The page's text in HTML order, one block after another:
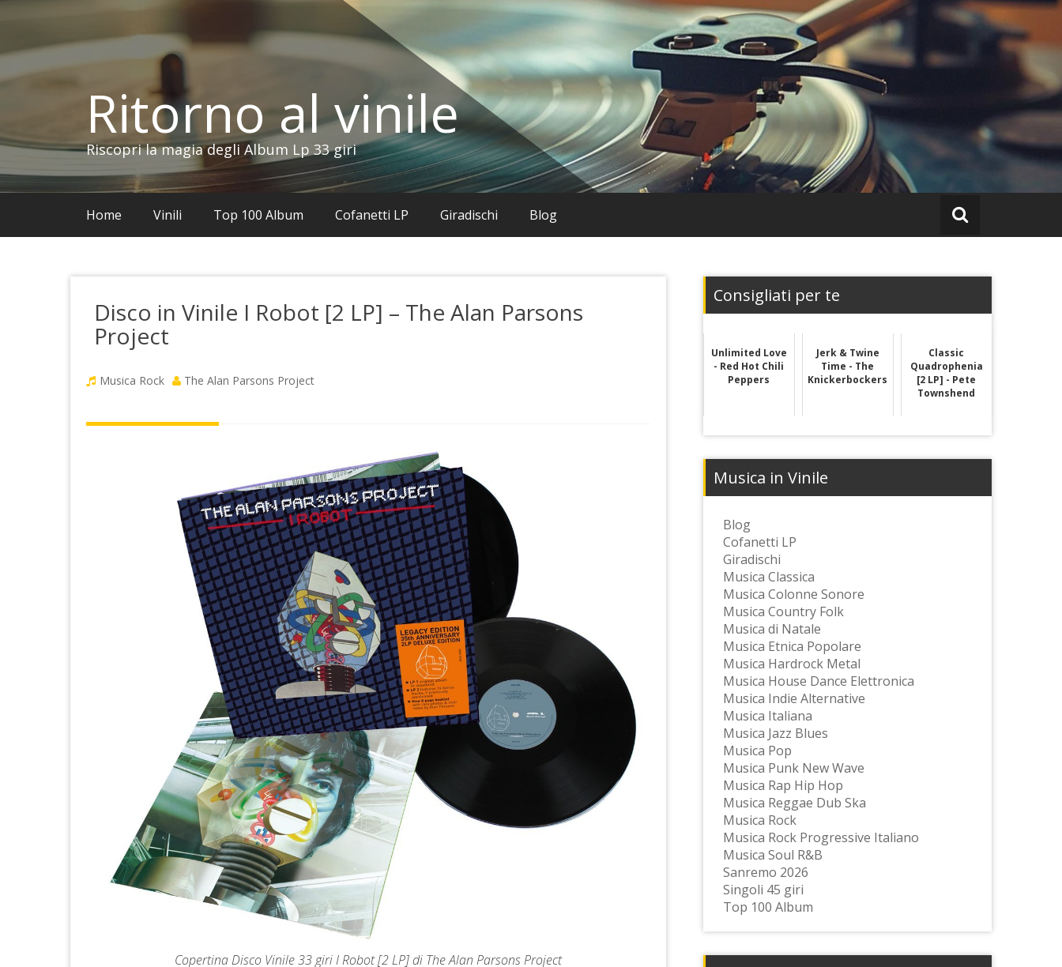
contenuto
Ritorno al vinile
Riscopri la magia degli Album Lp 33 giri
Home Vinili Top 100 Album Cofanetti LP Giradischi Blog
Disco in Vinile I Robot [2 LP] – The Alan Parsons
Project
Musica Rock The Alan Parsons Project
Copertina Disco Vinile 33 giri I Robot [2 LP] di The Alan Parsons Project
Consigliati per te
Unlimited Love
- Red Hot Chili
Peppers
Jerk & Twine
Time - The
Knickerbockers
Classic
Quadrophenia
[2 LP] - Pete
Townshend
Musica in Vinile
Blog
Cofanetti LP
Giradischi
Musica Classica
Musica Colonne Sonore
Musica Country Folk
Musica di Natale
Musica Etnica Popolare
Musica Hardrock Metal
Musica House Dance Elettronica
Musica Indie Alternative
Musica Italiana
Musica Jazz Blues
Musica Pop
Musica Punk New Wave
Musica Rap Hip Hop
Musica Reggae Dub Ska
Musica Rock
Musica Rock Progressive Italiano
Musica Soul R&B
Sanremo 2026
Singoli 45 giri
Top 100 Album